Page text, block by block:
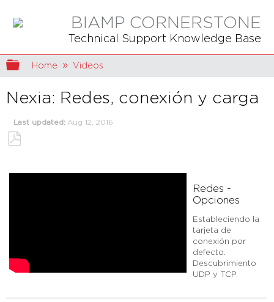
BIAMP CORNERSTONE
Technical Support Knowledge Base
Expand/collapse global hierarchy
Home Videos
Nexia: Redes, conexión y carga
Last updated Aug 12, 2016
Redes -
Opciones
Estableciendo la
tarjeta de
conexión por
defecto.
Descubrimiento
UDP y TCP.